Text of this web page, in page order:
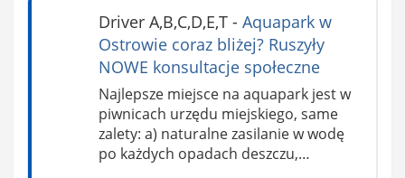
Driver A,B,C,D,E,T- Aquapark w
Ostrowie coraz bliżej? Ruszyły
NOWE konsultacje społeczne
Najlepsze miejsce na aquapark jest w
piwnicach urzędu miejskiego, same
zalety: a) naturalne zasilanie w wodę
po każdych opadach deszczu,…